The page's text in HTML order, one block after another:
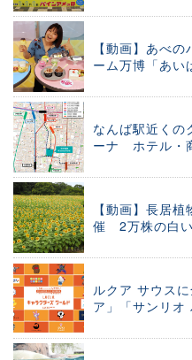
【動画】あべ
ーム万博「あ
なんば駅近くの
ーナ ホテル・
【動画】長居
催 2万株の白
ルクア サウス
ア」「サンリオ